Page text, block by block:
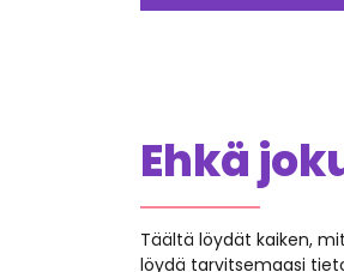
Ehkä
Täältä löydät kaiken,
löydä tarvitsemaasi